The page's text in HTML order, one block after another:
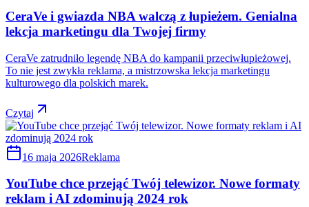
CeraVe i gwiazda NBA walczą z łupieżem. Genialna
lekcja marketingu dla Twojej firmy
CeraVe zatrudniło legendę NBA do kampanii przeciwłupieżowej.
To nie jest zwykła reklama, a mistrzowska lekcja marketingu
kulturowego dla polskich marek.
Czytaj
16 maja 2026Reklama
YouTube chce przejąć Twój telewizor. Nowe formaty
reklam i AI zdominują 2024 rok